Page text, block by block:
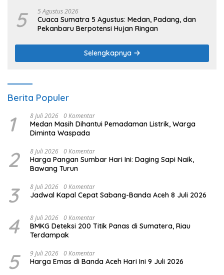
5 5 Agustus 2026
Cuaca Sumatra 5 Agustus: Medan, Padang, dan
Pekanbaru Berpotensi Hujan Ringan
Selengkapnya
Berita Populer
1 8 Juli 2026 0 Komentar
Medan Masih Dihantui Pemadaman Listrik, Warga
Diminta Waspada
2 8 Juli 2026 0 Komentar
Harga Pangan Sumbar Hari Ini: Daging Sapi Naik,
Bawang Turun
3 8 Juli 2026 0 Komentar
Jadwal Kapal Cepat Sabang-Banda Aceh 8 Juli 2026
4 8 Juli 2026 0 Komentar
BMKG Deteksi 200 Titik Panas di Sumatera, Riau
Terdampak
5 9 Juli 2026 0 Komentar
Harga Emas di Banda Aceh Hari Ini 9 Juli 2026